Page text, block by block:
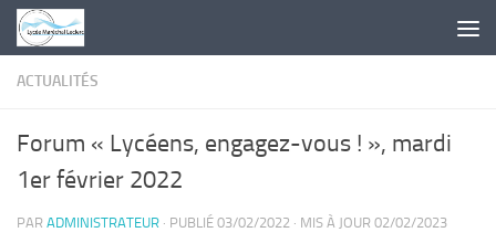
Skip to content
ACTUALITÉS
Forum « Lycéens, engagez-vous ! », mardi
1er février 2022
PAR ADMINISTRATEUR · PUBLIÉ 03/02/2022 · MIS À JOUR 02/02/2023